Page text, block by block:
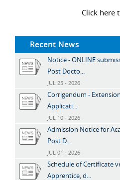
Click here
Recent News
Notice - ONLINE
Post Docto...
JUL 25 - 2026
Corrigendum -
Applicati...
JUL 10 - 2026
Admission Notice for
Post D...
JUL 01 - 2026
Schedule of Certificate
Apprentice, d...